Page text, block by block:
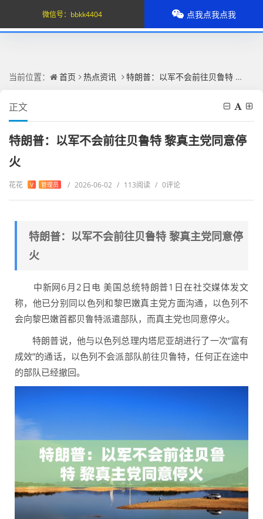
当前位置： 首页 热点资讯 特朗普：以军不会前往贝鲁特 黎真主党同意停火
正文
特朗普：以军不会前往贝鲁特 黎真主党同意停
火
花花 V 管理员 / 2026-06-02 / 113阅读 / 0评论
特朗普：以军不会前往贝鲁特 黎真主党同意停
火
中新网6月2日电 美国总统特朗普1日在社交媒体发文
称，他已分别同以色列和黎巴嫩真主党方面沟通，以色列不
会向黎巴嫩首都贝鲁特派遣部队，而真主党也同意停火。
特朗普说，他与以色列总理内塔尼亚胡进行了一次“富有
成效”的通话，以色列不会派部队前往贝鲁特，任何正在途中
的部队已经撤回。
微信号： bbkk4404 点我点我点我